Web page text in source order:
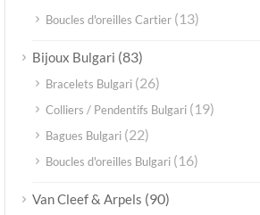
Boucles d'oreilles Cartier (13)
Bijoux Bulgari (83)
Bracelets Bulgari (26)
Colliers / Pendentifs Bulgari (19)
Bagues Bulgari (22)
Boucles d'oreilles Bulgari (16)
Van Cleef & Arpels (90)